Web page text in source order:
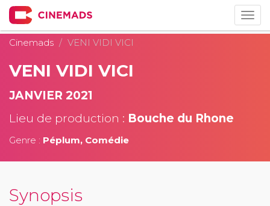
Cinemads
VENI VIDI VICI
VENI VIDI VICI
JANVIER 2021
Lieu de production : Bouche du Rhone
Genre : Péplum, Comédie
Synopsis